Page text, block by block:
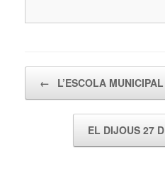
← L’ESCOLA
EL DIJOUS 27